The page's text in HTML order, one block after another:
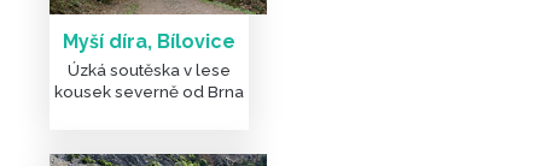
Myší díra, Bílovice
Úzká soutěska v lese
kousek severně od Brna